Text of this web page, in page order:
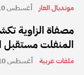
مونديال العار أغسطس 10, 2026
مصفاة الزاوية
المنفلت مستقبل
ملفات عربية أغسطس 10, 2026